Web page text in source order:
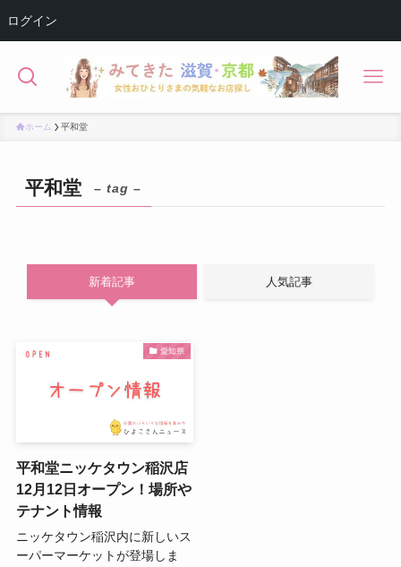
ログイン
ホーム 平和堂
平和堂 – tag –
新着記事 人気記事
愛知県
平和堂ニッケタウン稲沢店
12月12日オープン！場所や
テナント情報
ニッケタウン稲沢内に新しいス
ーパーマーケットが登場しま